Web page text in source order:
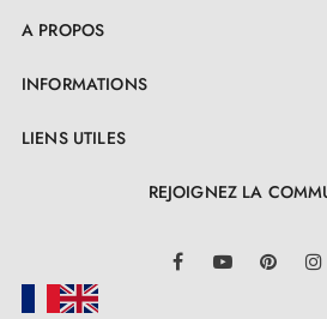
A PROPOS
INFORMATIONS
LIENS UTILES
REJOIGNEZ LA
FacebookYouTube